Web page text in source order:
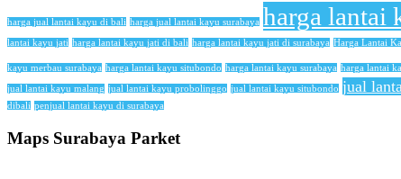
harga jual lantai kayu di bali harga jual lantai kayu surabaya harga lantai
lantai kayu jati harga lantai kayu jati di bali harga lantai kayu jati di surabaya Harga Lantai
kayu merbau surabaya harga lantai kayu situbondo harga lantai kayu surabaya harga lantai
jual lantai kayu malang jual lantai kayu probolinggo jual lantai kayu situbondo jual
dibali penjual lantai kayu di surabaya
Maps Surabaya Parket